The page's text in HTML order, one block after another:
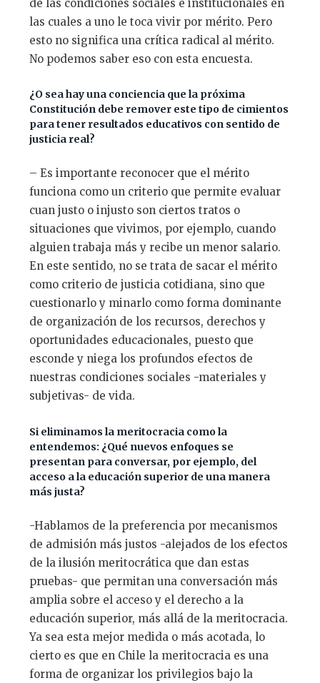
de las condiciones sociales e institucionales en
las cuales a uno le toca vivir por mérito. Pero
esto no significa una crítica radical al mérito.
No podemos saber eso con esta encuesta.
¿O sea hay una conciencia que la próxima
Constitución debe remover este tipo de cimientos
para tener resultados educativos con sentido de
justicia real?
– Es importante reconocer que el mérito
funciona como un criterio que permite evaluar
cuan justo o injusto son ciertos tratos o
situaciones que vivimos, por ejemplo, cuando
alguien trabaja más y recibe un menor salario.
En este sentido, no se trata de sacar el mérito
como criterio de justicia cotidiana, sino que
cuestionarlo y minarlo como forma dominante
de organización de los recursos, derechos y
oportunidades educacionales, puesto que
esconde y niega los profundos efectos de
nuestras condiciones sociales -materiales y
subjetivas- de vida.
Si eliminamos la meritocracia como la
entendemos: ¿Qué nuevos enfoques se
presentan para conversar, por ejemplo, del
acceso a la educación superior de una manera
más justa?
-Hablamos de la preferencia por mecanismos
de admisión más justos -alejados de los efectos
de la ilusión meritocrática que dan estas
pruebas- que permitan una conversación más
amplia sobre el acceso y el derecho a la
educación superior, más allá de la meritocracia.
Ya sea esta mejor medida o más acotada, lo
cierto es que en Chile la meritocracia es una
forma de organizar los privilegios bajo la